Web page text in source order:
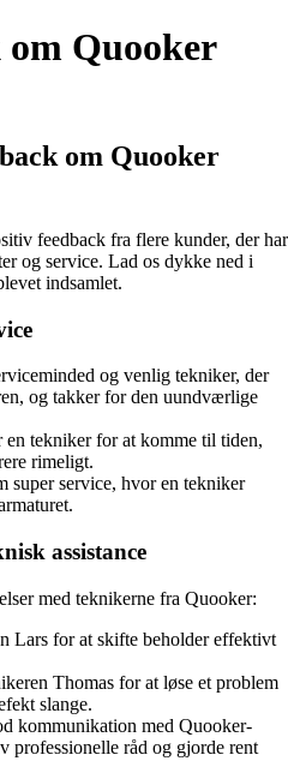
Quooker
om Quooker
feedback fra flere kunder, der har
og service. Lad os dykke ned i
indsamlet.
og venlig tekniker, der
og takker for den uundværlige
en tekniker for at komme til tiden,
rimeligt.
super service, hvor en tekniker
assistance
med teknikerne fra Quooker:
Lars for at skifte beholder effektivt
Thomas for at løse et problem
slange.
kommunikation med Quooker-
professionelle råd og gjorde rent